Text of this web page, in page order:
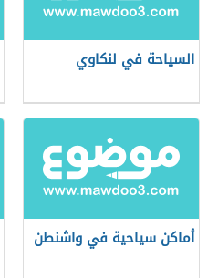
السياحة في لنكاوي
أماكن سياحية في واشنطن